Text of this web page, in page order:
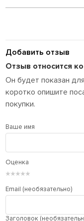
Добавить отзыв
Отзыв относится
Он будет показан
коротко опишите
покупки.
Ваше имя
Оценка
★
★
★
★
★
Email (необязательно)
Заголовок